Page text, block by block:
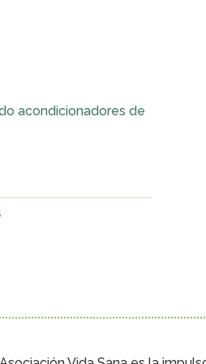
acondicionadores de